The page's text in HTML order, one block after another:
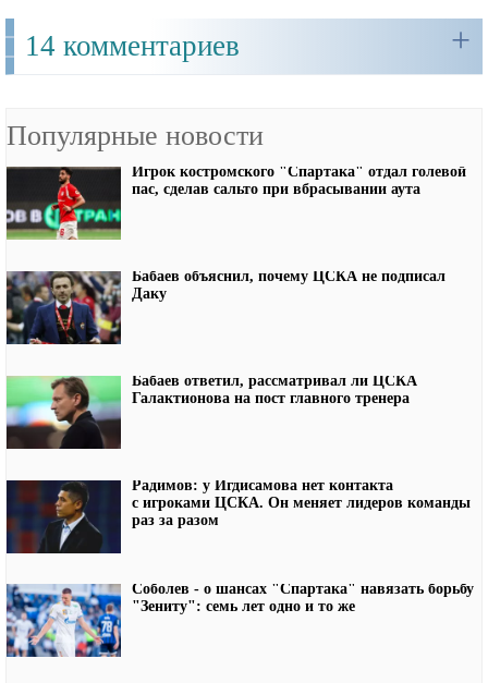
14 комментариев +
Популярные новости
Игрок костромского "Спартака" отдал голевой
пас, сделав сальто при вбрасывании аута
Бабаев объяснил, почему ЦСКА не подписал
Даку
Бабаев ответил, рассматривал ли ЦСКА
Галактионова на пост главного тренера
Радимов: у Игдисамова нет контакта
с игроками ЦСКА. Он меняет лидеров команды
раз за разом
Соболев - о шансах "Спартака" навязать борьбу
"Зениту": семь лет одно и то же